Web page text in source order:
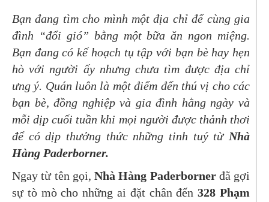
Bạn đang tìm cho mình một địa chỉ để cùng gia
đình “đổi gió” bằng một bữa ăn ngon miệng.
Bạn đang có kế hoạch tụ tập với bạn bè hay hẹn
hò với người ấy nhưng chưa tìm được địa chỉ
ưng ý. Quán luôn là một điểm đến thú vị cho các
bạn bè, đồng nghiệp và gia đình hằng ngày và
mỗi dịp cuối tuần khi mọi người được thảnh thơi
để có dịp thưởng thức những tinh tuý từ Nhà
Hàng Paderborner.
Ngay từ tên gọi, Nhà Hàng Paderbornerđã gợi
sự tò mò cho những ai đặt chân đến328 Phạm